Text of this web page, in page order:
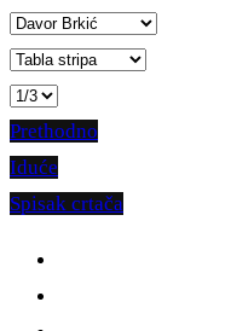
Prethodno
Iduće
Spisak crtača